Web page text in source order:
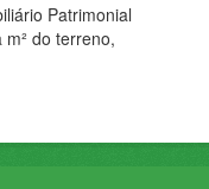
Patrimonial
do terreno,